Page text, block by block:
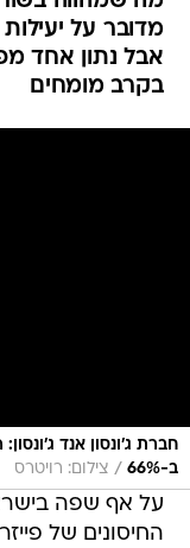
מדובר על
אבל נתון אחד
בקרב מומחים
חברת ג'ונסון אנד
ב-66%
/ צילום: רויטרס
על אף שפה
החיסונים של